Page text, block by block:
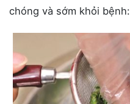
chóng và sớm khỏi bệnh: